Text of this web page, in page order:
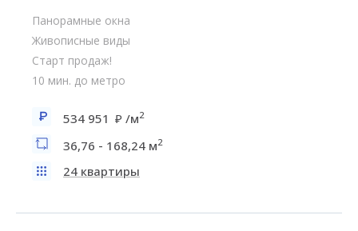
Панорамные окна
Живописные виды
Старт продаж!
10 мин. до метро
534 951 /м2
36,76 - 168,24 м2
24 квартиры